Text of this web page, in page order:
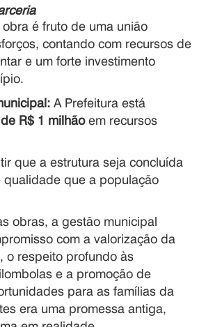
é fruto de uma união
contando com recursos de
e um forte investimento
A Prefeitura está
R$ 1 milhãoem recursos
que a estrutura seja concluída
que a população
obras, a gestão municipal
com a valorização da
o respeito profundo às
e a promoção de
para as famílias da
era uma promessa antiga,